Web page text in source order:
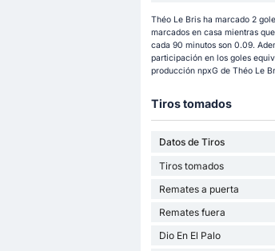
Théo Le Bris ha marcado 2
marcados en casa mientras
cada 90 minutos son 0.09.
participación en los goles
producción npxG de Théo Le
Tiros tomados
Datos de Tiros
Tiros tomados
Remates a puerta
Remates fuera
Dio En El Palo